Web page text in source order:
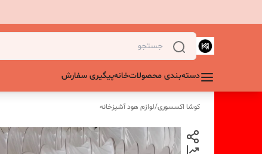
دسته‌بندی محصولاتخانهپیگیری سفارش
کوشا اکسسوری/لوازم هود آشپزخانه